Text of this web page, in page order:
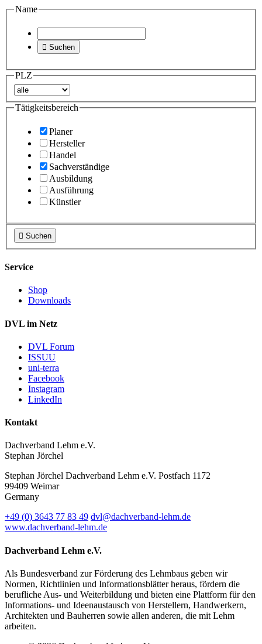
Name
 Suchen
PLZ
Tätigkeitsbereich
Planer
Hersteller
Handel
Sachverständige
Ausbildung
Ausführung
Künstler
 Suchen
Service
Shop
Downloads
DVL im Netz
DVL Forum
ISSUU
uni-terra
Facebook
Instagram
LinkedIn
Kontakt
Dachverband Lehm e.V.
Stephan Jörchel
Stephan Jörchel Dachverband Lehm e.V. Postfach 1172
99409 Weimar
Germany
+49 (0) 3643 77 83 49 dvl@dachverband-lehm.de
www.dachverband-lehm.de
Dachverband Lehm e.V.
Als Bundesverband zur Förderung des Lehmbaus geben wir
Normen, Richtlinien und Informationsblätter heraus, fördern die
berufliche Aus- und Weiterbildung und bieten eine Plattform für den
Informations- und Ideenaustausch von Herstellern, Handwerkern,
Architekten und Bauherren sowie allen anderen, die mit Lehm
arbeiten.